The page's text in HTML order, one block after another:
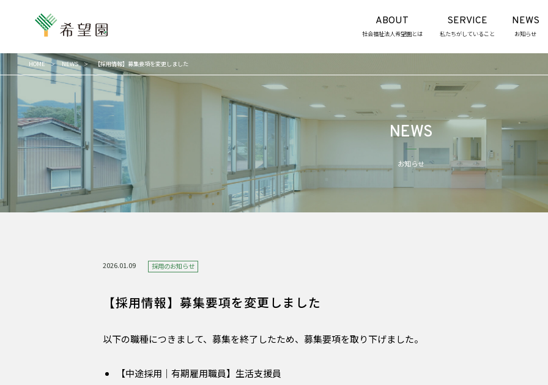
ABOUT
社会福祉法人希望園とは
SERVICE
私たちがしていること
NEWS
お知らせ
HOME NEWS 【採用情報】募集要項を変更しました
NEWS
お知らせ
2026.01.09 採用のお知らせ
【採用情報】募集要項を変更しました
以下の職種につきまして、募集を終了したため、募集要項を取り下げました。
【中途採用｜有期雇用職員】生活支援員